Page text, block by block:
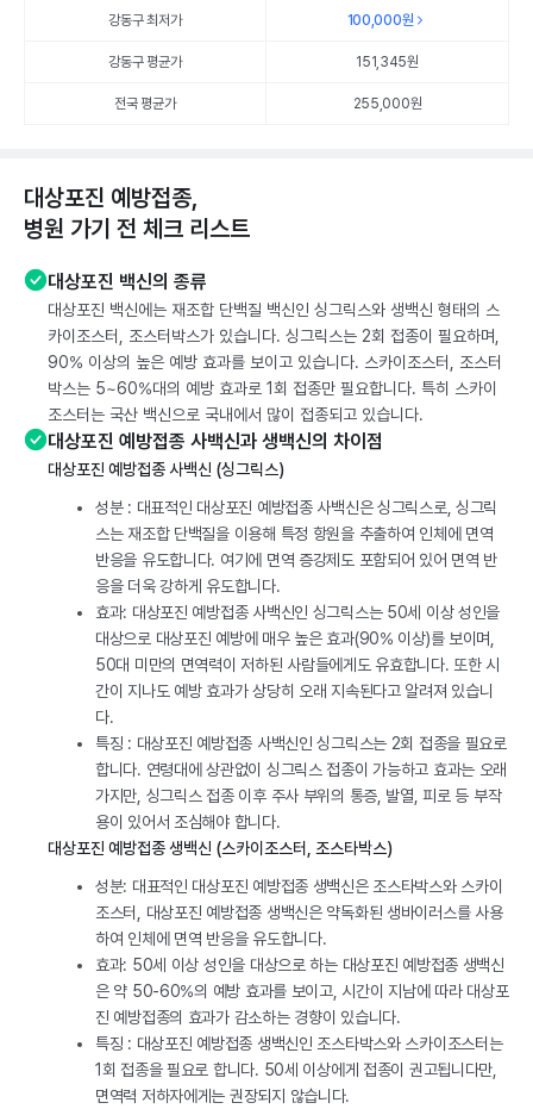
강동구 최저가 100,000원
강동구 평균가 151,345원
전국 평균가 255,000원
대상포진 예방접종,
병원 가기 전 체크 리스트
대상포진 백신의 종류
대상포진 백신에는 재조합 단백질 백신인 싱그릭스와 생백신 형태의 스
카이조스터, 조스터박스가 있습니다. 싱그릭스는 2회 접종이 필요하며,
90% 이상의 높은 예방 효과를 보이고 있습니다. 스카이조스터, 조스터
박스는 5~60%대의 예방 효과로 1회 접종만 필요합니다. 특히 스카이
조스터는 국산 백신으로 국내에서 많이 접종되고 있습니다.
대상포진 예방접종 사백신과 생백신의 차이점
대상포진 예방접종 사백신 (싱그릭스)
성분 : 대표적인 대상포진 예방접종 사백신은 싱그릭스로, 싱그릭
스는 재조합 단백질을 이용해 특정 항원을 추출하여 인체에 면역
반응을 유도합니다. 여기에 면역 증강제도 포함되어 있어 면역 반
응을 더욱 강하게 유도합니다.
효과: 대상포진 예방접종 사백신인 싱그릭스는 50세 이상 성인을
대상으로 대상포진 예방에 매우 높은 효과(90% 이상)를 보이며,
50대 미만의 면역력이 저하된 사람들에게도 유효합니다. 또한 시
간이 지나도 예방 효과가 상당히 오래 지속된다고 알려져 있습니
다.
특징 : 대상포진 예방접종 사백신인 싱그릭스는 2회 접종을 필요로
합니다. 연령대에 상관없이 싱그릭스 접종이 가능하고 효과는 오래
가지만, 싱그릭스 접종 이후 주사 부위의 통증, 발열, 피로 등 부작
용이 있어서 조심해야 합니다.
대상포진 예방접종 생백신 (스카이조스터, 조스타박스)
성분: 대표적인 대상포진 예방접종 생백신은 조스타박스와 스카이
조스터, 대상포진 예방접종 생백신은 약독화된 생바이러스를 사용
하여 인체에 면역 반응을 유도합니다.
효과: 50세 이상 성인을 대상으로 하는 대상포진 예방접종 생백신
은 약 50-60%의 예방 효과를 보이고, 시간이 지남에 따라 대상포
진 예방접종의 효과가 감소하는 경향이 있습니다.
특징 : 대상포진 예방접종 생백신인 조스타박스와 스카이조스터는
1회 접종을 필요로 합니다. 50세 이상에게 접종이 권고됩니다만,
면역력 저하자에게는 권장되지 않습니다.